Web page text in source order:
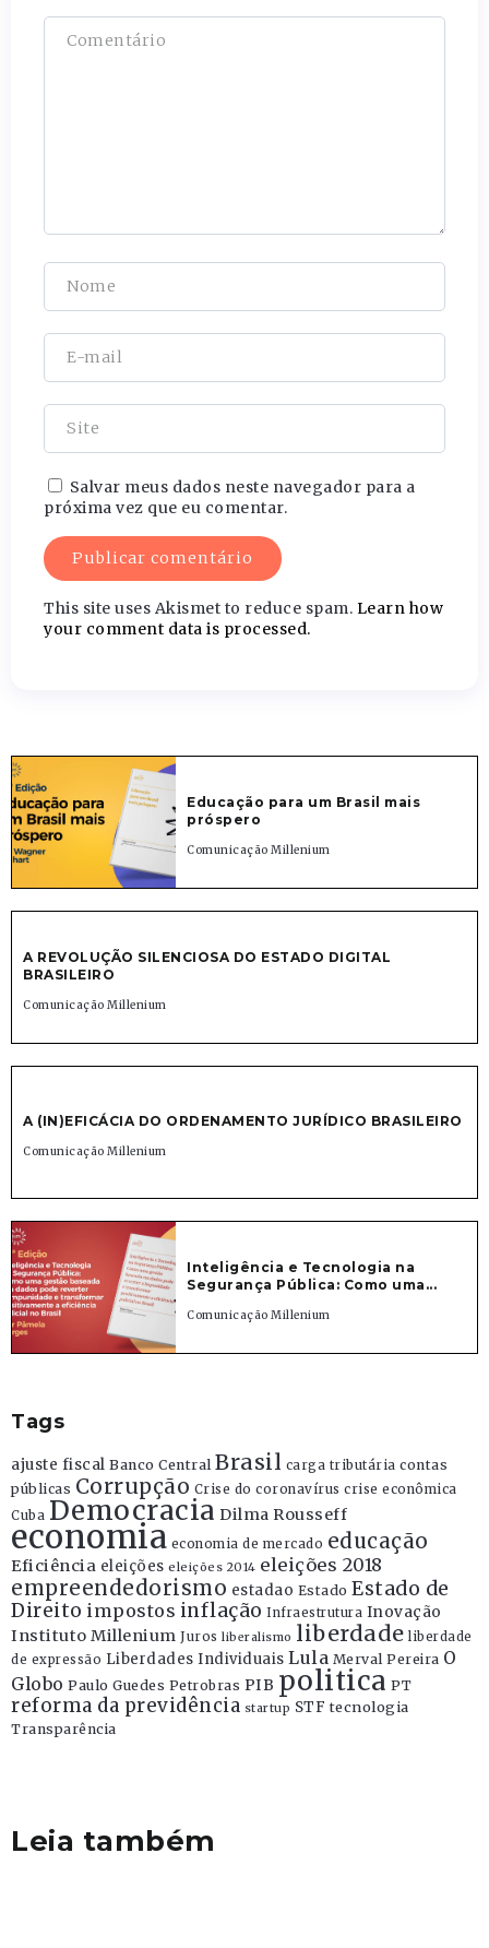
Salvar meus dados neste navegador para a
próxima vez que eu comentar.
This site uses Akismet to reduce spam. Learn how
your comment data is processed.
Educação para um Brasil mais
próspero
Comunicação Millenium
A REVOLUÇÃO SILENCIOSA DO ESTADO DIGITAL
BRASILEIRO
Comunicação Millenium
A (IN)EFICÁCIA DO ORDENAMENTO JURÍDICO BRASILEIRO
Comunicação Millenium
Inteligência e Tecnologia na
Segurança Pública: Como uma...
Comunicação Millenium
Tags
ajuste fiscal Banco Central Brasil carga tributária contas
públicas Corrupção Crise do coronavírus crise econômica
Cuba Democracia Dilma Rousseff
economia economia de mercado educação
Eficiência eleições eleições 2014 eleições 2018
empreendedorismo estadao Estado Estado de
Direito impostos inflação Infraestrutura Inovação
Instituto Millenium Juros liberalismo liberdade liberdade
de expressão Liberdades Individuais Lula Merval Pereira O
Globo Paulo Guedes Petrobras PIB politica PT
reforma da previdência startup STF tecnologia
Transparência
Leia também